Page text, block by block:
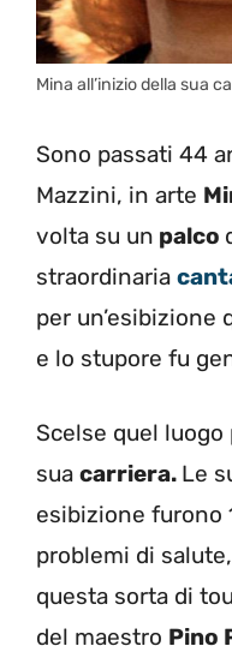
Mina all’inizio della sua
Sono passati 44
Mazzini, in arte
volta su un palco
straordinaria
per un’esibizione
e lo stupore fu
Scelse quel
sua carriera. Le
esibizione furono
problemi di
questa sorta di
del maestro Pino